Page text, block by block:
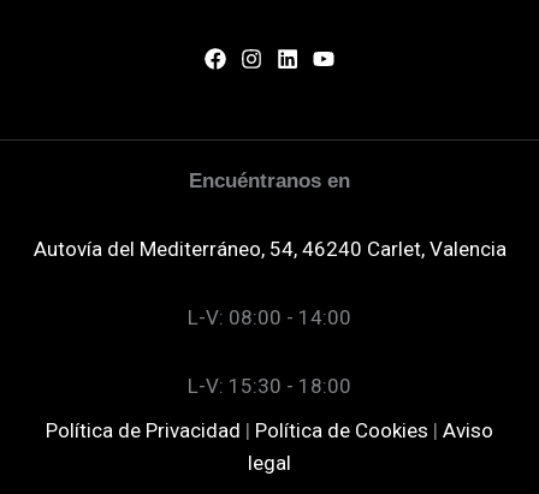
Encuéntranos en
Autovía del Mediterráneo, 54, 46240 Carlet, Valencia
L-V: 08:00 - 14:00
L-V: 15:30 - 18:00
Política de Privacidad | Política de Cookies | Aviso
legal